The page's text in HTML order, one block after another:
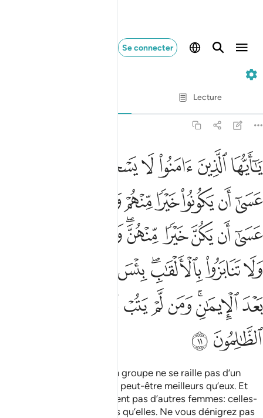
Se connecter
Lecture
: Muhammad Hamidullah
يا ايها الذين امنوا لا يسخر قوم من قوم عسى ان يكونوا خيرا منهم
يَـٰٓأَيُّهَا ٱلَّذِينَ ءَامَنُوا۟ لَا يَسْخَرْ قَوْمٌۭ مِّن قَوْمٍ عَسَىٰٓ أَن
ﲷﲸﲹﲺﲻ
ﲿﳀﳁﳂﳃﳄ
ﳈﳉﳊﳋﳌﳍﳎ
ﳑﳒﳓﳔﳕ
ﳘﳙﳚﳛﳜﳝﳞ
ﳠﳡ
Ô vous qui avez cru ! Qu’un groupe ne se raille pas d’un
autre groupe : ceux-ci sont peut-être meilleurs qu’eux. Et
que des femmes ne se raillent pas d’autres femmes: celles-
ci sont peut-être meilleures qu’elles. Ne vous dénigrez pas